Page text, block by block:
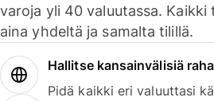
varoja yli 40 valuutassa.
aina yhdeltä ja samalta tilillä.
Hallitse kansainvälisiä
Pidä kaikki eri valuuttasi